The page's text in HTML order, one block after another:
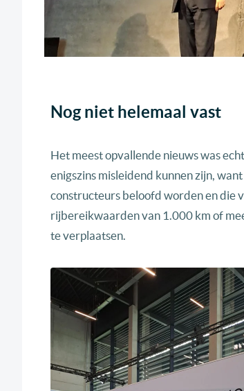
Nog niet helemaal vast
Het meest opvallende nieuws was
enigszins misleidend kunnen zijn,
constructeurs beloofd worden en die
rijbereikwaarden van 1.000 km of
te verplaatsen.